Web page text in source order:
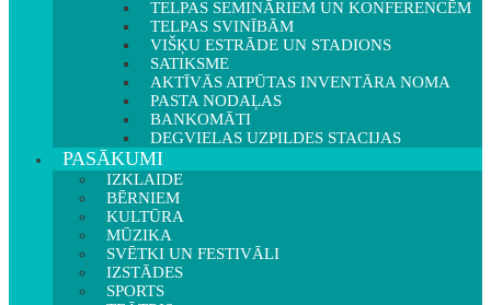
TELPAS SEMINĀRIEM UN KONFERENCĒM
TELPAS SVINĪBĀM
VIŠĶU ESTRĀDE UN STADIONS
SATIKSME
AKTĪVĀS ATPŪTAS INVENTĀRA NOMA
PASTA NODAĻAS
BANKOMĀTI
DEGVIELAS UZPILDES STACIJAS
PASĀKUMI
IZKLAIDE
BĒRNIEM
KULTŪRA
MŪZIKA
SVĒTKI UN FESTIVĀLI
IZSTĀDES
SPORTS